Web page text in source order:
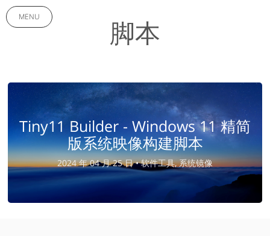
MENU 脚本
Tiny11 Builder - Windows 11 精简
版系统映像构建脚本
2024 年 04 月 25 日 •软件工具, 系统镜像